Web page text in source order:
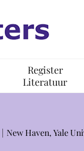
Register
Literatuur
New Haven, Yale